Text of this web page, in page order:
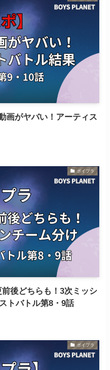
画がヤバい！アーティス
ボイプラ
前後どちらも！3次ミッシ
トバトル第8・9話
ボイプラ